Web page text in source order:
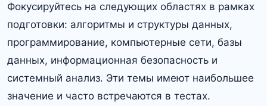
Фокусируйтесь на следующих областях в рамках
подготовки: алгоритмы и структуры данных,
программирование, компьютерные сети, базы
данных, информационная безопасность и
системный анализ. Эти темы имеют наибольшее
значение и часто встречаются в тестах.